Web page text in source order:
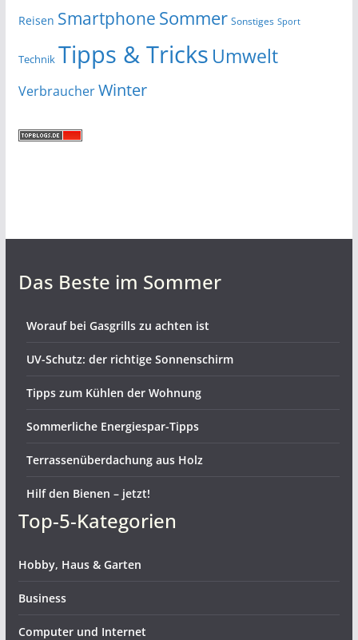
Reisen Smartphone Sommer Sonstiges Sport
Technik Tipps & Tricks Umwelt
VerbraucherWinter
Das Beste im Sommer
Worauf bei Gasgrills zu achten ist
UV-Schutz: der richtige Sonnenschirm
Tipps zum Kühlen der Wohnung
Sommerliche Energiespar-Tipps
Terrassenüberdachung aus Holz
Hilf den Bienen – jetzt!
Top-5-Kategorien
Hobby, Haus & Garten
Business
Computer und Internet